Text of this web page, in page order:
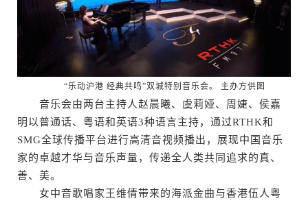
“乐动沪港 经典共鸣”双城特别音乐会。 主办方供图
音乐会由两台主持人赵晨曦、虞莉娅、周婕、侯嘉
明以普通话、粤语和英语3种语言主持，通过RTHK和
SMG全球传播平台进行高清音视频播出，展现中国音乐
家的卓越才华与音乐声量，传递全人类共同追求的真、
善、美。
女中音歌唱家王维倩带来的海派金曲与香港伍人粤